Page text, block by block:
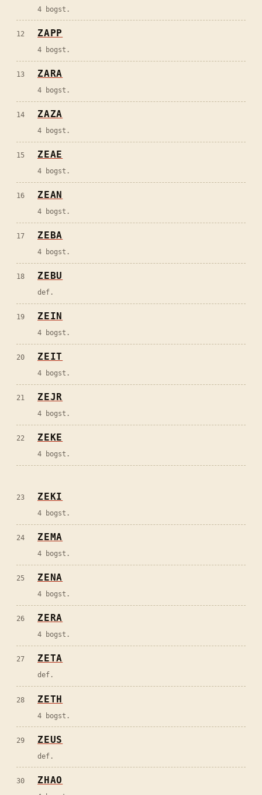
4 bogst.
12 ZAPP
4 bogst.
13 ZARA
4 bogst.
14 ZAZA
4 bogst.
15 ZEAE
4 bogst.
16 ZEAN
4 bogst.
17 ZEBA
4 bogst.
18 ZEBU
def.
19 ZEIN
4 bogst.
20 ZEIT
4 bogst.
21 ZEJR
4 bogst.
22 ZEKE
4 bogst.
23 ZEKI
4 bogst.
24 ZEMA
4 bogst.
25 ZENA
4 bogst.
26 ZERA
4 bogst.
27 ZETA
def.
28 ZETH
4 bogst.
29 ZEUS
def.
30 ZHAO